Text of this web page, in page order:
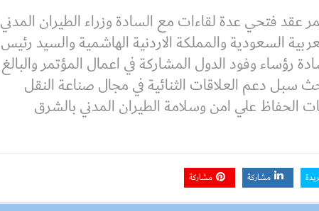
عقد فتحي عدة لقاءات مع السادة وزراء الطيران المدني
السعودية والمملكة الاردنية الهاشمية والسيد رئيس
رؤساء وفود الدول المشاركة في اعمال المؤتمر والبالغ
لبحث سبل دعم العلاقات الثنائية في مجال صناعة النقل
الحفاظ علي امن وسلامة الطيران المدني بالشرق
مشاركة مشاركة